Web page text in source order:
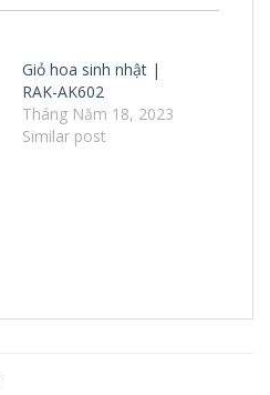
Giỏ hoa sinh nhật |
RAK-AK602
Tháng Năm 18, 2023
Similar post